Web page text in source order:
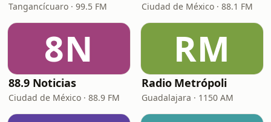
Tangancícuaro · 99.5 FM Ciudad de México · 88.1 FM
8N
88.9 Noticias
Ciudad de México · 88.9 FM
RM
Radio Metrópoli
Guadalajara · 1150 AM